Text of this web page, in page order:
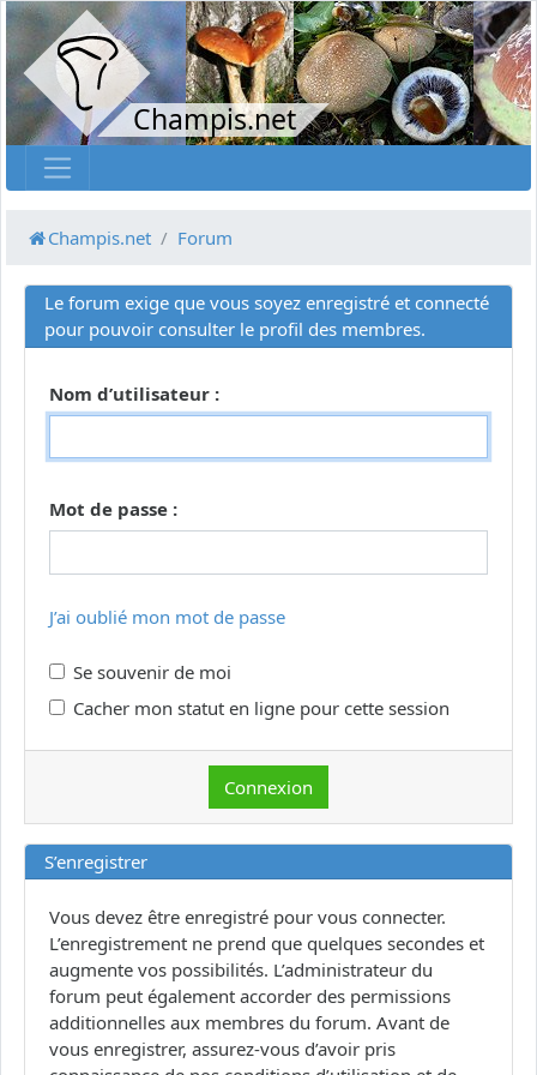
Champis.net
Champis.net Forum
Le forum exige que vous soyez enregistré et connecté
pour pouvoir consulter le profil des membres.
Nom d’utilisateur :
Mot de passe :
J’ai oublié mon mot de passe
Se souvenir de moi
Cacher mon statut en ligne pour cette session
S’enregistrer
Vous devez être enregistré pour vous connecter.
L’enregistrement ne prend que quelques secondes et
augmente vos possibilités. L’administrateur du
forum peut également accorder des permissions
additionnelles aux membres du forum. Avant de
vous enregistrer, assurez-vous d’avoir pris